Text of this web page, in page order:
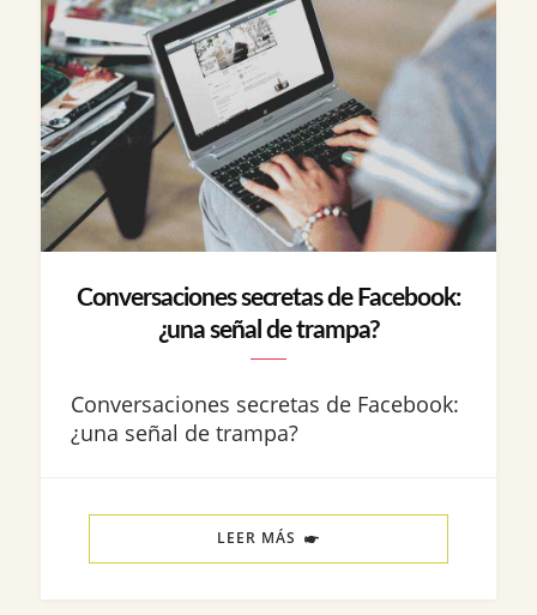
Conversaciones secretas de Facebook:
¿una señal de trampa?
Conversaciones secretas de Facebook:
¿una señal de trampa?
LEER MÁS